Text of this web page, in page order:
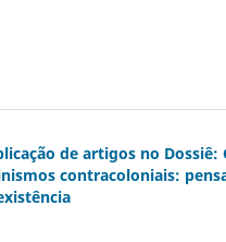
de artigos no Dossiê:
contracoloniais: